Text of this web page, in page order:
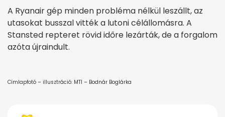
A Ryanair gép minden probléma nélkül leszállt, az
utasokat busszal vitték a lutoni célállomásra. A
Stansted repteret rövid időre lezárták, de a forgalom
azóta újraindult.
Címlapfotó – illusztráció: MTI – Bodnár Boglárka